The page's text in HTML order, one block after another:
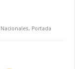
Nacionales, Portada